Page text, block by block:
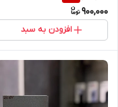
900,000
افزودن به سبد